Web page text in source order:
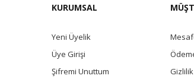
KURUMSAL
Yeni Üyelik
Üye Girişi
Şifremi Unuttum